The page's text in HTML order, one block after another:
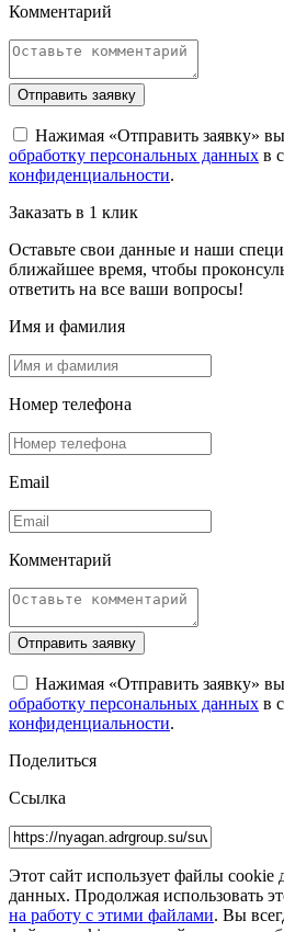
Комментарий
Отправить заявку
Нажимая «Отправить заявку» вы
обработку персональных данных в
конфиденциальности.
Заказать в 1 клик
Оставьте свои данные и наши
ближайшее время, чтобы
ответить на все ваши вопросы!
Имя и фамилия
Номер телефона
Email
Комментарий
Отправить заявку
Нажимая «Отправить заявку» вы
обработку персональных данных в
конфиденциальности.
Поделиться
Ссылка
Этот сайт использует файлы cookie
данных. Продолжая использовать
на работу с этими файлами. Вы